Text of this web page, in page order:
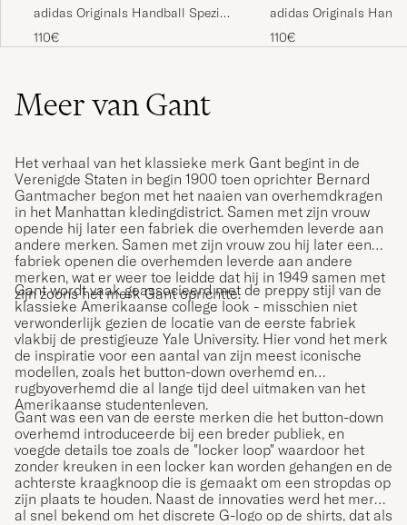
adidas Originals Handball Spezial
Sneaker Navy/Blue Sky
110€
adidas Originals
Sneaker Navy/White
110€
Meer van Gant
Het verhaal van het klassieke merk Gant begint in de
Verenigde Staten in begin 1900 toen oprichter Bernard
Gantmacher begon met het naaien van overhemdkragen
in het Manhattan kledingdistrict. Samen met zijn vrouw
opende hij later een fabriek die overhemden leverde aan
andere merken. Samen met zijn vrouw zou hij later een
fabriek openen die overhemden leverde aan andere
merken, wat er weer toe leidde dat hij in 1949 samen met
zijn zoons het merk Gant oprichtte.
Gant wordt vaak geassocieerd met de preppy stijl van de
klassieke Amerikaanse college look - misschien niet
verwonderlijk gezien de locatie van de eerste fabriek
vlakbij de prestigieuze Yale University. Hier vond het merk
de inspiratie voor een aantal van zijn meest iconische
modellen, zoals het button-down overhemd en
rugbyoverhemd die al lange tijd deel uitmaken van het
Amerikaanse studentenleven.
Gant was een van de eerste merken die het button-down
overhemd introduceerde bij een breder publiek, en
voegde details toe zoals de "locker loop" waardoor het
zonder kreuken in een locker kan worden gehangen en de
achterste kraagknoop die is gemaakt om een stropdas op
zijn plaats te houden. Naast de innovaties werd het merk
al snel bekend om het discrete G-logo op de shirts, dat als